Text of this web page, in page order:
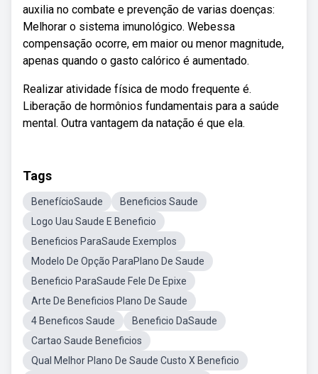
auxilia no combate e prevenção de varias doenças:
Melhorar o sistema imunológico. Webessa
compensação ocorre, em maior ou menor magnitude,
apenas quando o gasto calórico é aumentado.
Realizar atividade física de modo frequente é.
Liberação de hormônios fundamentais para a saúde
mental. Outra vantagem da natação é que ela.
Tags
BenefícioSaude
Beneficios Saude
Logo Uau Saude E Beneficio
Beneficios ParaSaude Exemplos
Modelo De Opção ParaPlano De Saude
Beneficio ParaSaude Fele De Epixe
Arte De Beneficios Plano De Saude
4 Beneficos Saude
Beneficio DaSaude
Cartao Saude Beneficios
Qual Melhor Plano De Saude Custo X Beneficio